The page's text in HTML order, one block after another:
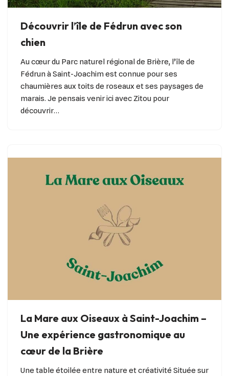
Découvrir l’île de Fédrun avec son
chien
Au cœur du Parc naturel régional de Brière, l’île de
Fédrun à Saint-Joachim est connue pour ses
chaumières aux toits de roseaux et ses paysages de
marais. Je pensais venir ici avec Zitou pour
découvrir…
La Mare aux Oiseaux à Saint-Joachim –
Une expérience gastronomique au
cœur de la Brière
Une table étoilée entre nature et créativité Située sur